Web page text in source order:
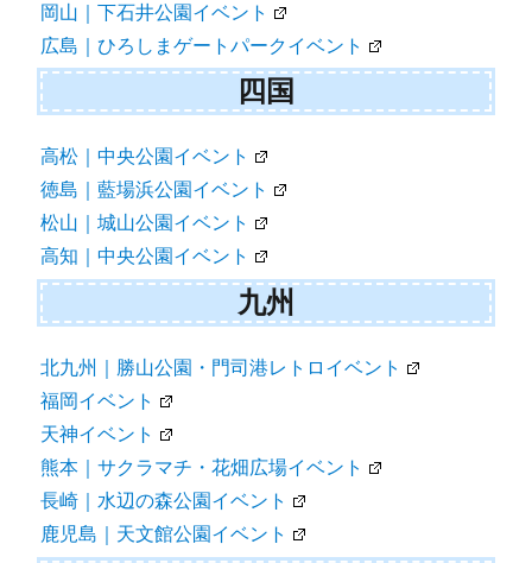
岡山｜下石井公園イベント
広島｜ひろしまゲートパークイベント
四国
高松｜中央公園イベント
徳島｜藍場浜公園イベント
松山｜城山公園イベント
高知｜中央公園イベント
九州
北九州｜勝山公園・門司港レトロイベント
福岡イベント
天神イベント
熊本｜サクラマチ・花畑広場イベント
長崎｜水辺の森公園イベント
鹿児島｜天文館公園イベント